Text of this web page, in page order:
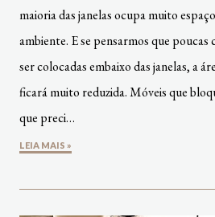
maioria das janelas ocupa muito
ambiente. E se pensarmos que poucas
ser colocadas embaixo das janelas, a
ficará muito reduzida. Móveis que
que preci…
LEIA MAIS »